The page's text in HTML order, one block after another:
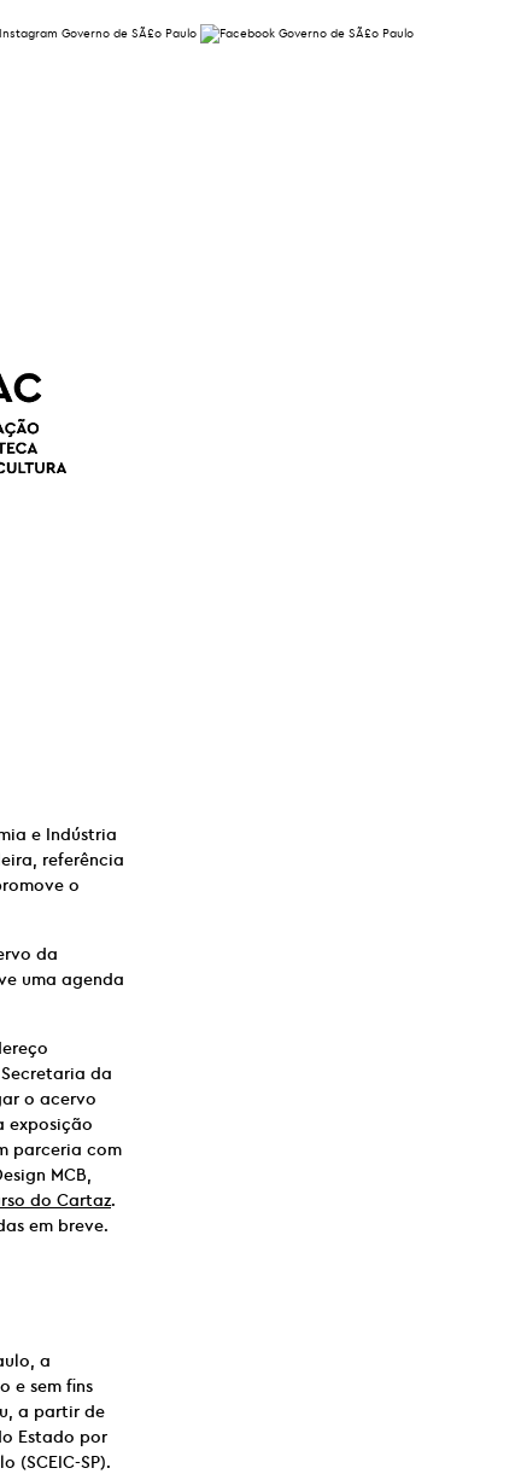
e Indústria
referência
o
da
uma agenda
da
o acervo
exposição
parceria com
MCB,
do Cartaz.
em breve.
a
e sem fins
a partir de
Estado por
(SCEIC-SP).